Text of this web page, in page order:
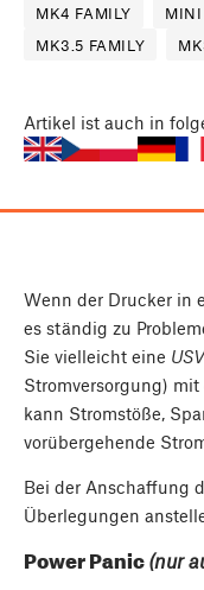
MK4 FAMILY MINI
MK3.5 FAMILY
Artikel ist auch in
Wenn der Drucker in
es ständig zu
Sie vielleicht eine USV
Stromversorgung)
kann Stromstöße,
vorübergehende
Bei der Anschaffung
Überlegungen
Power Panic (nur